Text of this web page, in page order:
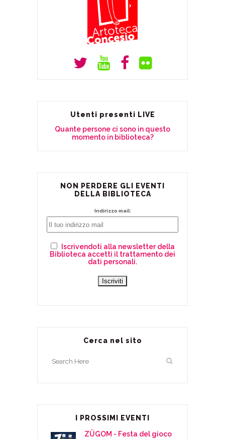
Utenti presenti LIVE
Quante persone ci sono in questo
momento in biblioteca?
NON PERDERE GLI EVENTI
DELLA BIBLIOTECA
Indirizzo mail:
Iscrivendoti alla newsletter della
Biblioteca accetti il trattamento dei
dati personali.
Cerca nel sito
I PROSSIMI EVENTI
ZÜGOM - Festa del gioco